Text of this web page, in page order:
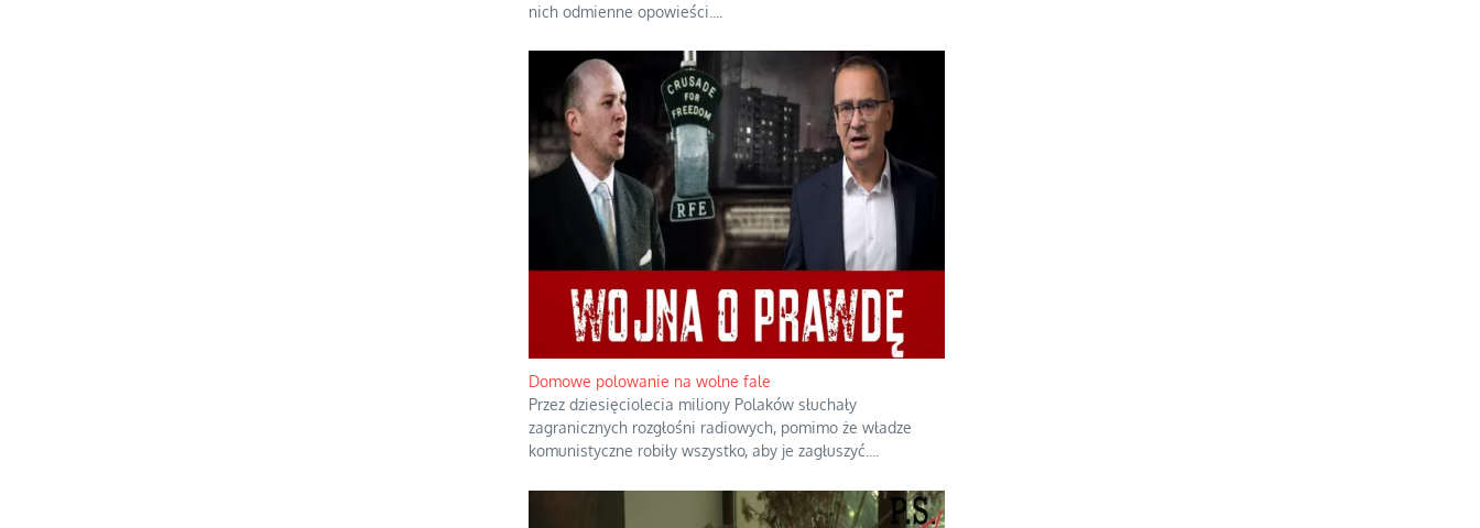
nich odmienne opowieści.
Domowe polowanie na wolne fale
Przez dziesięciolecia miliony Polaków słuchały
zagranicznych rozgłośni radiowych, pomimo że władze
komunistyczne robiły wszystko, aby je zagłuszyć.